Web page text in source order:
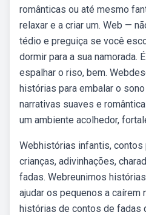
românticas ou até mesmo
relaxar e a criar um. Web —
tédio e preguiça se você
dormir para a sua namorada.
espalhar o riso, bem.
histórias para embalar o
narrativas suaves e
um ambiente acolhedor,
Webhistórias infantis, contos
crianças, adivinhações,
fadas. Webreunimos
ajudar os pequenos a caírem
histórias de contos de fadas